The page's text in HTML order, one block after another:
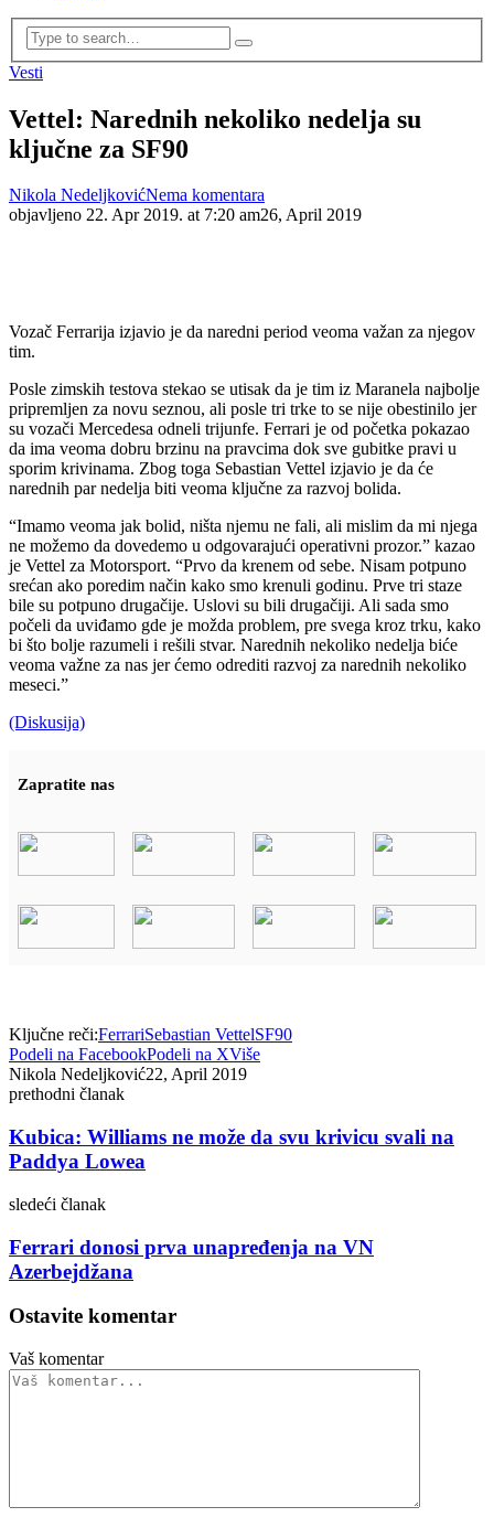
Vesti
Vettel: Narednih nekoliko nedelja su
ključne za SF90
Nikola NedeljkovićNema komentara
objavljeno 22. Apr 2019. at 7:20 am26, April 2019
Vozač Ferrarija izjavio je da naredni period veoma važan za njegov
tim.
Posle zimskih testova stekao se utisak da je tim iz Maranela najbolje
pripremljen za novu seznou, ali posle tri trke to se nije obestinilo jer
su vozači Mercedesa odneli trijunfe. Ferrari je od početka pokazao
da ima veoma dobru brzinu na pravcima dok sve gubitke pravi u
sporim krivinama. Zbog toga Sebastian Vettel izjavio je da će
narednih par nedelja biti veoma ključne za razvoj bolida.
“Imamo veoma jak bolid, ništa njemu ne fali, ali mislim da mi njega
ne možemo da dovedemo u odgovarajući operativni prozor.” kazao
je Vettel za Motorsport. “Prvo da krenem od sebe. Nisam potpuno
srećan ako poredim način kako smo krenuli godinu. Prve tri staze
bile su potpuno drugačije. Uslovi su bili drugačiji. Ali sada smo
počeli da uviđamo gde je možda problem, pre svega kroz trku, kako
bi što bolje razumeli i rešili stvar. Narednih nekoliko nedelja biće
veoma važne za nas jer ćemo odrediti razvoj za narednih nekoliko
meseci.”
(Diskusija)
Zapratite nas
Ključne reči:FerrariSebastian VettelSF90
Podeli na FacebookPodeli na XViše
Nikola Nedeljković22, April 2019
prethodni članak
Kubica: Williams ne može da svu krivicu svali na
Paddya Lowea
sledeći članak
Ferrari donosi prva unapređenja na VN
Azerbejdžana
Ostavite komentar
Vaš komentar